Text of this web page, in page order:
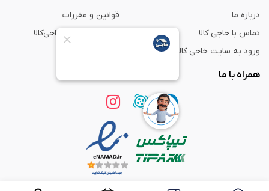
درباره ما
تماس با خاجی کالا
ورود به سایت خاجی‌ کالا
قوانین و مقررات
راهنمای خرید از خاجی‌کالا
همراه با ما